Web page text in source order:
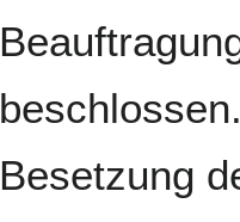
Besetzung